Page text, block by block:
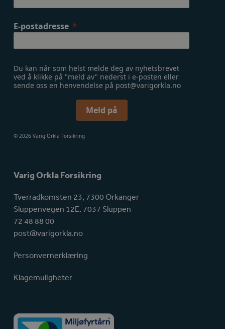
E-postadresse
Du kan når som helst melde deg av nyhetsbrevet
ved å klikke på "meld av" nederst i e-posten eller
sende oss en henvendelse på post@varigorkla.no
Meld på
© 2026 Varig Orkla Forsikring
Varig Orkla Forsikring
Tverradkomsten 23, 7300 Orkanger
Sluppenvegen 12E. 7037 Sluppen
72 48 88 00
post@varigorkla.no
Personvernerklæring
Klagemuligheter